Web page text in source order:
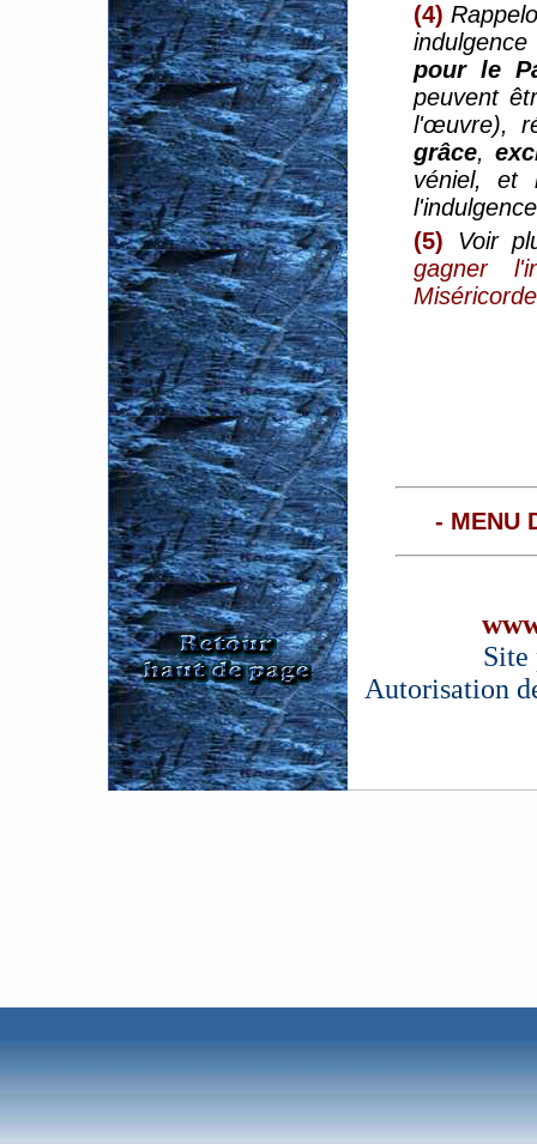
(4)
pour le
peuvent
l'œuvre),
grâce,
véniel, et
(5)
Voir
gagner
- MENU
Site
Autorisation